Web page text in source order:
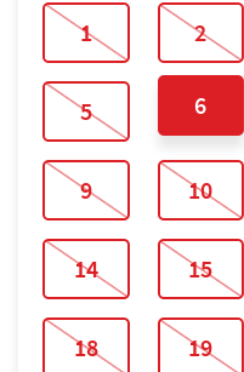
1 2
5 6
9 10
14 15
18 19